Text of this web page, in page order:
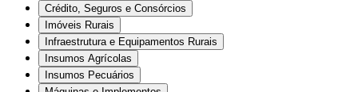
Crédito, Seguros e Consórcios
Imóveis Rurais
Infraestrutura e Equipamentos Rurais
Insumos Agrícolas
Insumos Pecuários